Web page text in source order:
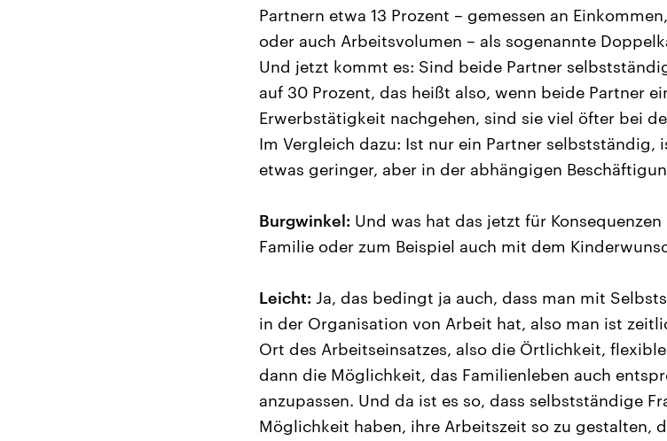
Partnern etwa 13 Prozent – gemessen an
oder auch Arbeitsvolumen – als sogenannte
Und jetzt kommt es: Sind beide Partner
auf 30 Prozent, das heißt also, wenn beide Partner
Erwerbstätigkeit nachgehen, sind sie viel öfter bei
Im Vergleich dazu: Ist nur ein Partner selbstständig,
etwas geringer, aber in der abhängigen
Burgwinkel: Und was hat das jetzt für
Familie oder zum Beispiel auch mit dem
Leicht: Ja, das bedingt ja auch, dass man mit
in der Organisation von Arbeit hat, also man ist
Ort des Arbeitseinsatzes, also die Örtlichkeit,
dann die Möglichkeit, das Familienleben auch
anzupassen. Und da ist es so, dass selbstständige
Möglichkeit haben, ihre Arbeitszeit so zu gestalten,